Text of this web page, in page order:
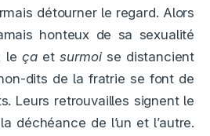
détourner le regard. Alors
honteux de sa sexualité
leçaetsurmoise distancient
dits de la fratrie se font de
Leurs retrouvailles signent le
déchéance de l’un et l’autre.